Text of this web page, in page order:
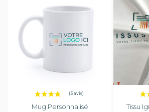
Mug Personnalisé
Tissu